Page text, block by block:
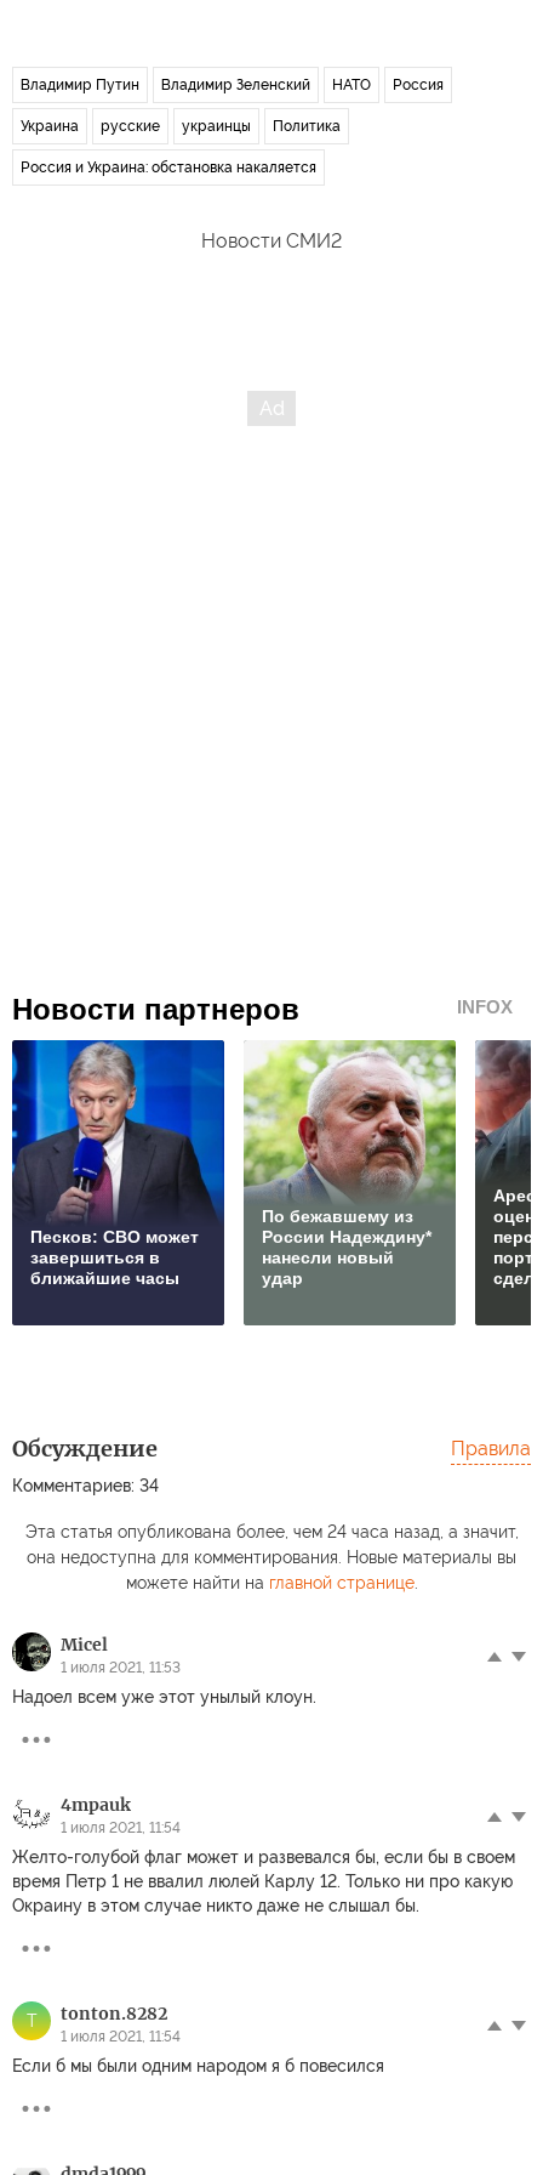
Владимир Путин Владимир Зеленский НАТО Россия
Украина русские украинцы Политика
Россия и Украина: обстановка накаляется
Новости СМИ2
Новости партнеров INFOX
Песков: СВО может
завершиться в
ближайшие часы
По бежавшему из
России Надеждину*
нанесли новый
удар
Обсуждение
Комментариев: 34
Правила
Эта статья опубликована более, чем 24 часа назад, а значит,
она недоступна для комментирования. Новые материалы вы
можете найти на главной странице.
Micel
1 июля 2021, 11:53
Надоел всем уже этот унылый клоун.
4mpauk
1 июля 2021, 11:54
Желто-голубой флаг может и развевался бы, если бы в своем
время Петр 1 не ввалил люлей Карлу 12. Только ни про какую
Окраину в этом случае никто даже не слышал бы.
T tonton.8282
1 июля 2021, 11:54
Если б мы были одним народом я б повесился